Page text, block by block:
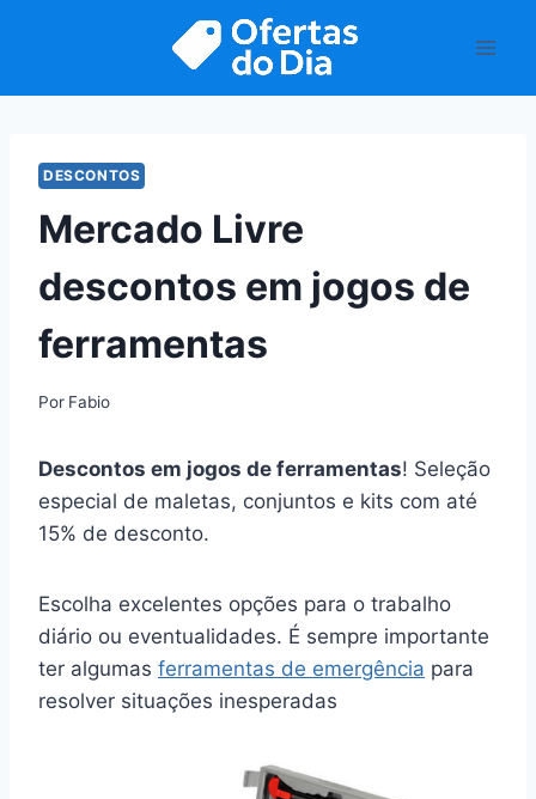
DESCONTOS
Mercado Livre
descontos em jogos de
ferramentas
Por Fabio
Descontos em jogos de ferramentas! Seleção
especial de maletas, conjuntos e kits com até
15% de desconto.
Escolha excelentes opções para o trabalho
diário ou eventualidades. É sempre importante
ter algumas ferramentas de emergência para
resolver situações inesperadas